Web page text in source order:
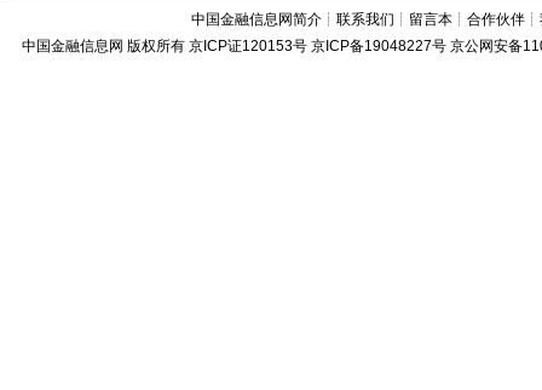
中国金融信息网简介 ┊联系我们 ┊ 留言本 ┊合作伙伴 ┊
中国金融信息网 版权所有 京ICP证120153号 京ICP备19048227号 京公网安备